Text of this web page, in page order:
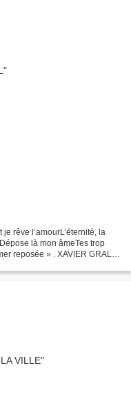
rêve l’amourL’éternité, la
là mon âmeTes trop
reposée » . XAVIER GRALL